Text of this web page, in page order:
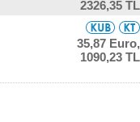
2326,35 TL
35,87 Euro,
1090,23 TL